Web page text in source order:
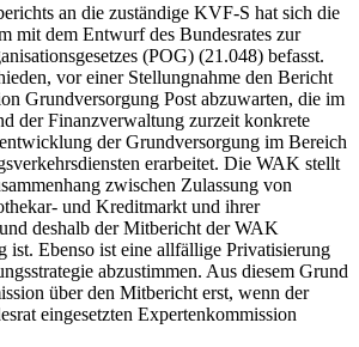
an die zuständige KVF-S hat sich die
mit dem Entwurf des Bundesrates zur
(POG) (21.048) befasst.
vor einer Stellungnahme den Bericht
Grundversorgung Post abzuwarten, die im
der Finanzverwaltung zurzeit konkrete
der Grundversorgung im Bereich
erarbeitet. Die WAK stellt
zwischen Zulassung von
und Kreditmarkt und ihrer
deshalb der Mitbericht der WAK
ist. Ebenso ist eine allfällige Privatisierung
abzustimmen. Aus diesem Grund
über den Mitbericht erst, wenn der
eingesetzten Expertenkommission